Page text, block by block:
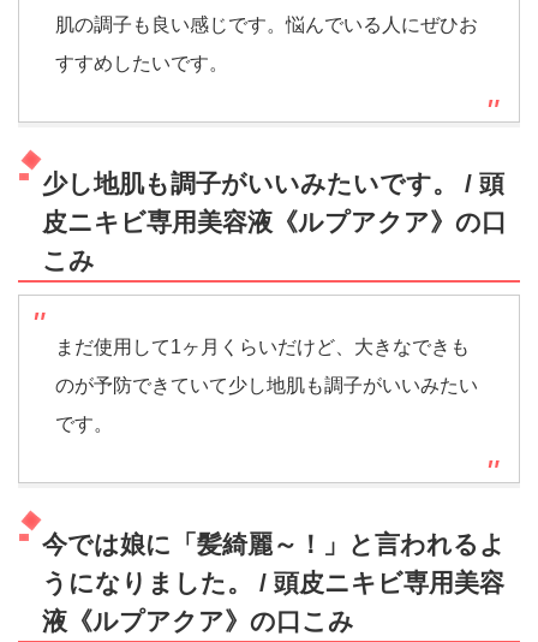
肌の調子も良い感じです。悩んでいる人にぜひお
すすめしたいです。
少し地肌も調子がいいみたいです。 / 頭
皮ニキビ専用美容液《ルプアクア》の口
こみ
まだ使用して1ヶ月くらいだけど、大きなできも
のが予防できていて少し地肌も調子がいいみたい
です。
今では娘に「髪綺麗～！」と言われるよ
うになりました。 / 頭皮ニキビ専用美容
液《ルプアクア》の口こみ